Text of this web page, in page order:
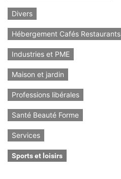
Divers
Hébergement Cafés Restaurants
Industries et PME
Maison et jardin
Professions libérales
Santé Beauté Forme
Services
Sports et loisirs